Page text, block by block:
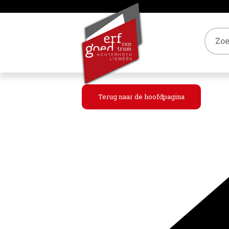
Terug naar de hoofdpagina